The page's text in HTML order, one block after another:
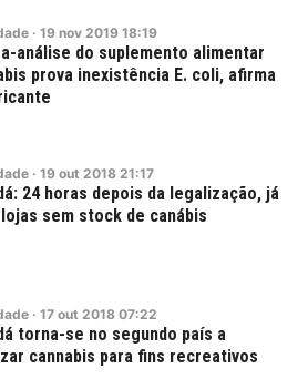
· 19 nov 2019 18:19
análise do suplemento alimentar
prova inexistência E. coli, afirma
· 19 out 2018 21:17
24 horas depois da legalização, já
sem stock de canábis
· 17 out 2018 07:22
torna-se no segundo país a
cannabis para fins recreativos